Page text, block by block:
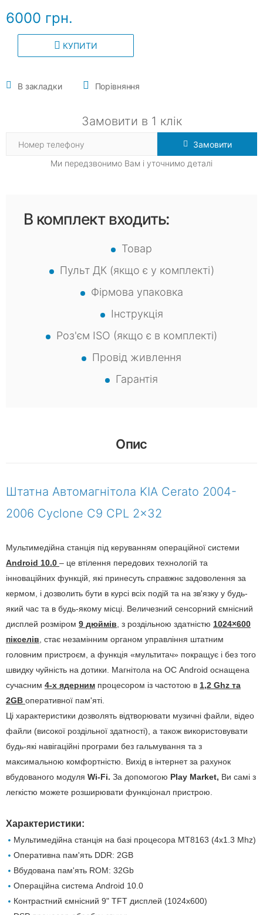
6000 грн.
КУПИТИ
В закладки Порівняння
Замовити в 1 клік
Замовити
Ми передзвонимо Вам і уточнимо деталі
В комплект входить:
Товар
Пульт ДК (якщо є у комплекті)
Фірмова упаковка
Інструкція
Роз'єм ISO (якщо є в комплекті)
Провід живлення
Гарантія
Опис
Штатна Автомагнітола KIA Cerato 2004-
2006 Cyclone C9 CPL 2x32
Мультимедійна станція під керуванням операційної системи
Android 10.0 – це втілення передових технологій та
інноваційних функцій, які принесуть справжнє задоволення за
кермом, і дозволить бути в курсі всіх подій та на зв'язку у будь-
який час та в будь-якому місці. Величезний сенсорний ємнісний
дисплей розміром 9 дюймів , з роздільною здатністю 1024×600
пікселів , стає незамінним органом управління штатним
головним пристроєм, а функція «мультитач» покращує і без того
швидку чуйність на дотики. Магнітола на ОС Android оснащена
сучасним 4-х ядерним процесором із частотою в 1,2 Ghz та
2GB оперативної пам'яті.
Ці характеристики дозволять відтворювати музичні файли, відео
файли (високої роздільної здатності), а також використовувати
будь-які навігаційні програми без гальмування та з
максимальною комфортністю. Вихід в інтернет за рахунок
вбудованого модуля Wi-Fi. За допомогою Play Market, Ви самі з
легкістю можете розширювати функціонал пристрою.
Характеристики:
Мультимедійна станція на базі процесора MT8163 (4x1.3 Mhz)
Оперативна пам'ять DDR: 2GB
Вбудована пам'ять ROM: 32Gb
Операційна система Android 10.0
Контрастний ємнісний 9" TFT дисплей (1024х600)